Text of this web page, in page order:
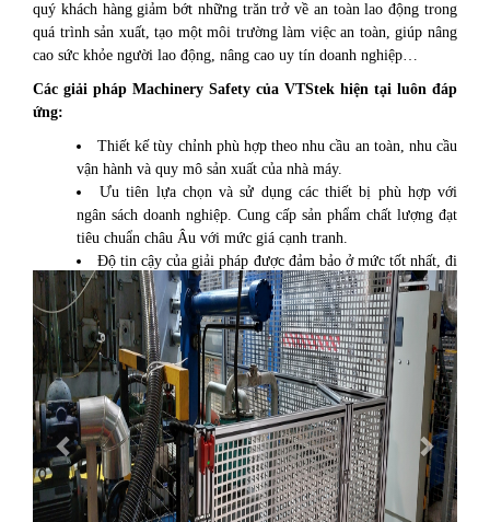
quý khách hàng giảm bớt những trăn trở về an toàn lao động trong
quá trình sản xuất, tạo một môi trường làm việc an toàn, giúp nâng
cao sức khỏe người lao động, nâng cao uy tín doanh nghiệp…
Các giải pháp Machinery Safety của VTStek hiện tại luôn đáp
ứng:
Thiết kế tùy chỉnh phù hợp theo nhu cầu an toàn, nhu cầu
vận hành và quy mô sản xuất của nhà máy.
Ưu tiên lựa chọn và sử dụng các thiết bị phù hợp với
ngân sách doanh nghiệp. Cung cấp sản phẩm chất lượng đạt
tiêu chuẩn châu Âu với mức giá cạnh tranh.
Độ tin cậy của giải pháp được đảm bảo ở mức tốt nhất, đi
cùng với các gói dịch vụ chăm sóc và bảo dưỡng 24/7 từ các
kỹ sư chuyên môn cao của VTStek.
Hỗ trợ tư vấn, sửa chữa hoặc thay mới các thiết bị với giá
thành hợp lý, giúp tối ưu hóa chi phí nhân công cũng như
tăng hiệu quả sản xuất.
Dự án tiêu biểu:Máy ép nhựa nhà máy Oechsler Motion
- Tránh cho người vận hành gặp nguy hiểm trong lúc lấy sản
phẩm từ khuôn ép (bắt buộc phải vào bên trong máy để lấy
sản phẩm)
Previous Next